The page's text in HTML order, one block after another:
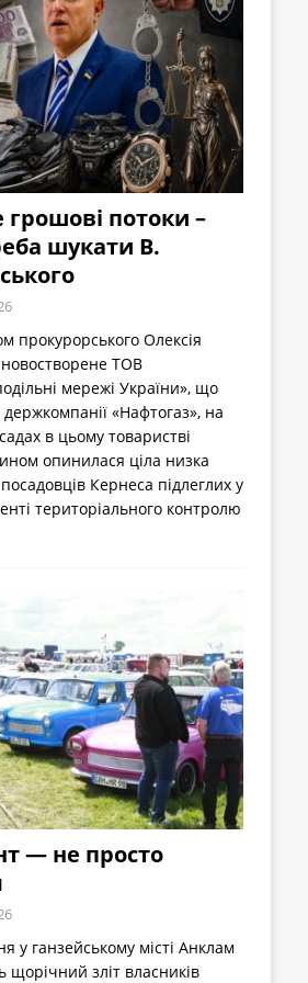
потоки –
шукати В.
прокурорського Олексія
ТОВ
мережі України», що
«Нафтогаз», на
в цьому товаристві
опинилася ціла низка
Кернеса підлеглих у
територіального контролю
— не просто
у ганзейському місті Анклам
щорічний зліт власників